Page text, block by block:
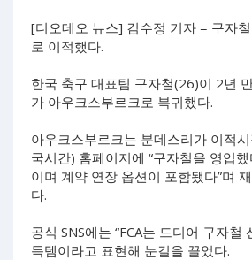
[디오데오 뉴스] 김수정 기자 = 구자
로 이적했다.
한국 축구 대표팀 구자철(26)이 2년
가 아우크스부르크로 복귀했다.
아우크스부르크는 분데스리가 이적
국시간) 홈페이지에 “구자철을 영입
이며 계약 연장 옵션이 포함됐다”며
다.
공식 SNS에는 “FCA는 드디어 구자철
득템이라고 표현해 눈길을 끌었다.